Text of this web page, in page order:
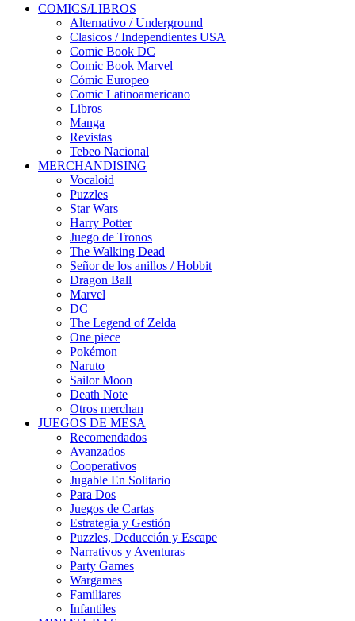
COMICS/LIBROS
Alternativo / Underground
Clasicos / Independientes USA
Comic Book DC
Comic Book Marvel
Cómic Europeo
Comic Latinoamericano
Libros
Manga
Revistas
Tebeo Nacional
MERCHANDISING
Vocaloid
Puzzles
Star Wars
Harry Potter
Juego de Tronos
The Walking Dead
Señor de los anillos / Hobbit
Dragon Ball
Marvel
DC
The Legend of Zelda
One piece
Pokémon
Naruto
Sailor Moon
Death Note
Otros merchan
JUEGOS DE MESA
Recomendados
Avanzados
Cooperativos
Jugable En Solitario
Para Dos
Juegos de Cartas
Estrategia y Gestión
Puzzles, Deducción y Escape
Narrativos y Aventuras
Party Games
Wargames
Familiares
Infantiles